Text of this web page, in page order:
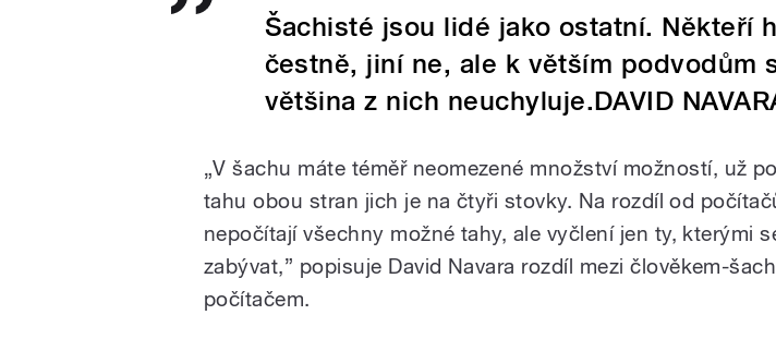
Šachisté jsou lidé jako ostatní. Někteří
čestně, jiní ne, ale k větším podvodům
většina z nich neuchyluje.DAVID
„V šachu máte téměř neomezené množství možností, už
tahu obou stran jich je na čtyři stovky. Na rozdíl od
nepočítají všechny možné tahy, ale vyčlení jen ty, kterými
zabývat,” popisuje David Navara rozdíl mezi člověkem-
počítačem.